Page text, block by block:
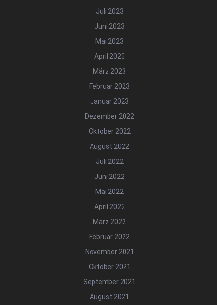
Juli 2023
Juni 2023
Mai 2023
April 2023
März 2023
Februar 2023
Januar 2023
Dezember 2022
Oktober 2022
August 2022
Juli 2022
Juni 2022
Mai 2022
April 2022
März 2022
Februar 2022
November 2021
Oktober 2021
September 2021
August 2021